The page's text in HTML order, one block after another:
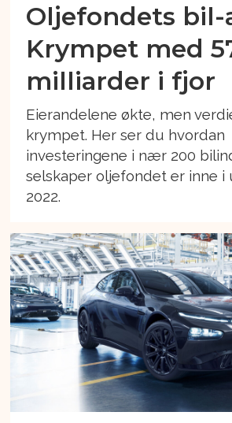
Oljefondets bil-
Krympet med
milliarder i fjor
Eierandelene økte, men
krympet. Her ser du hvordan
investeringene i nær 200
selskaper oljefondet er inne i
2022.